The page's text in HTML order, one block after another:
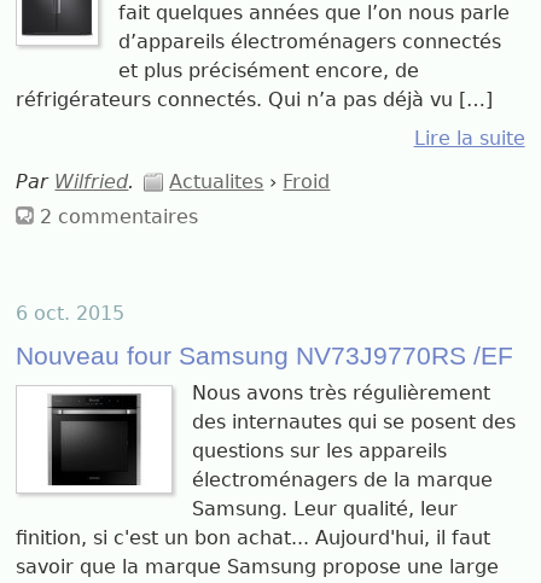
fait quelques années que l’on nous parle
d’appareils électroménagers connectés
et plus précisément encore, de
réfrigérateurs connectés. Qui n’a pas déjà vu […]
Lire la suite
Par Wilfried. Actualites › Froid
2 commentaires
6 oct. 2015
Nouveau four Samsung NV73J9770RS /EF
Nous avons très régulièrement
des internautes qui se posent des
questions sur les appareils
électroménagers de la marque
Samsung. Leur qualité, leur
finition, si c'est un bon achat... Aujourd'hui, il faut
savoir que la marque Samsung propose une large